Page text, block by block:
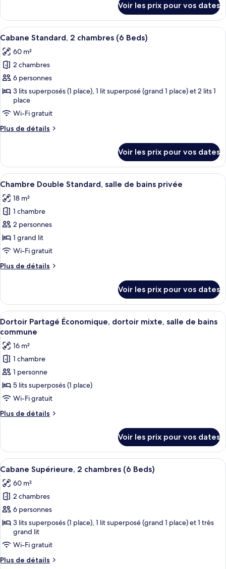
Économique,
plusieurs
lits,
salle
de
bains
commune
le
type
de
Chambre
Quadruple
Économique,
plusieurs
lits,
salle
de
bains
commune
Voir les prix pour vos dates
Afficher
toutes
les
photos
pour
ce
type
de
chambre :
2
chambres
(6
Beds)
Un salon moderne avec un plafond
7
Cabane Standard, 2 chambres (6 Beds)
60 m²
2 chambres
6 personnes
3 lits superposés (1 place), 1 lit superposé (grand 1 place) et 2 lits 1
place
Wi-Fi gratuit
Plus de détails
Plus
le
type
de
Cabane
Standard,
chambres
(6
Beds)
Voir les prix pour vos dates
Afficher
toutes
les
photos
pour
ce
type
chambre :
Standard,
salle
de
bains
privée
Une chambre d’hôtel avec un lit,
10
Chambre Double Standard, salle de bains privée
18 m²
1 chambre
2 personnes
1 grand lit
Wi-Fi gratuit
Plus de détails
Plus
le
type
de
chambre
Double
Standard,
salle
de
bains
Voir les prix pour vos dates
Afficher
toutes
les
photos
pour
ce
type
de
chambre :
Dortoir
Économique,
dortoir
mixte,
salle
de
bains
commune
Une chambre avec deux lits
5
Dortoir Partagé Économique, dortoir mixte, salle de bains
commune
16 m²
1 chambre
1 personne
5 lits superposés (1 place)
Wi-Fi gratuit
Plus de détails
Plus
le
type
de
Dortoir
Partagé
Économique,
dortoir
mixte,
salle
de
bains
commune
Voir les prix pour vos dates
Afficher
toutes
les
photos
pour
ce
type
de
chambre :
Un lit recouvert d’une courtepointe
10
Cabane Supérieure, 2 chambres (6 Beds)
60 m²
2 chambres
6 personnes
3 lits superposés (1 place), 1 lit superposé (grand 1 place) et 1 très
grand lit
Wi-Fi gratuit
Plus de détails
Plus